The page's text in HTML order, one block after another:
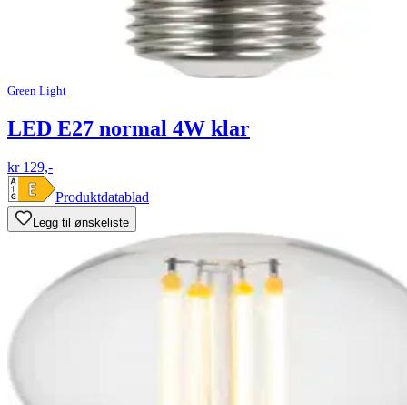
Green Light
LED E27 normal 4W klar
kr 129,-
Produktdatablad
Legg til ønskeliste